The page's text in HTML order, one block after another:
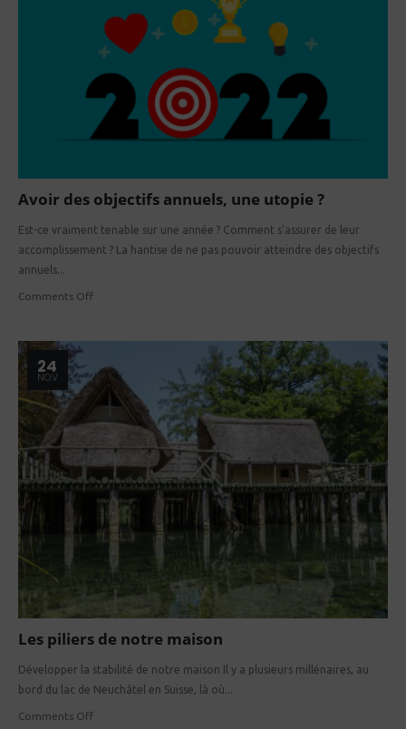
Avoir des objectifs annuels, une utopie ?
Est-ce vraiment tenable sur une année ? Comment s’assurer de leur
accomplissement ? La hantise de ne pas pouvoir atteindre des objectifs
annuels...
Comments Off
24
NOV
Les piliers de notre maison
Développer la stabilité de notre maison Il y a plusieurs millénaires, au
bord du lac de Neuchâtel en Suisse, là où...
Comments Off